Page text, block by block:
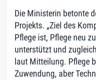
Die Ministerin betonte
Projekts. „Ziel des
Pflege ist, Pflege neu
unterstützt und
laut Mitteilung. Pflege
Zuwendung, aber